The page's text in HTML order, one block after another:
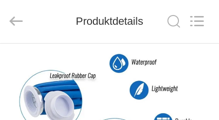
HAUSE
PRODUKTE
Ltd..
Produktdetails